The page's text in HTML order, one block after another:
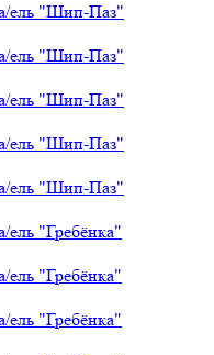
ель "Шип-Паз"
ель "Шип-Паз"
ель "Шип-Паз"
ель "Шип-Паз"
ель "Шип-Паз"
"Гребёнка"
"Гребёнка"
"Гребёнка"